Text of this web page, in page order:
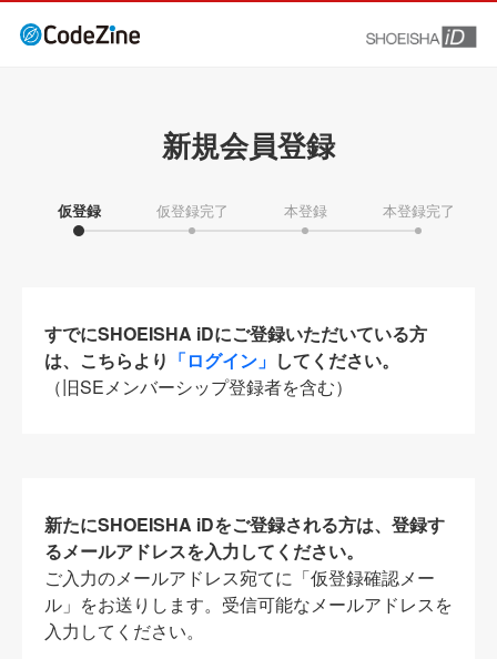
新規会員登録
仮登録 仮登録完了 本登録 本登録完了
すでにSHOEISHA iDにご登録いただいている方
は、こちらより 「ログイン」 してください。
（旧SEメンバーシップ登録者を含む）
新たにSHOEISHA iDをご登録される方は、登録す
るメールアドレスを入力してください。
ご入力のメールアドレス宛てに「仮登録確認メー
ル」をお送りします。受信可能なメールアドレスを
入力してください。